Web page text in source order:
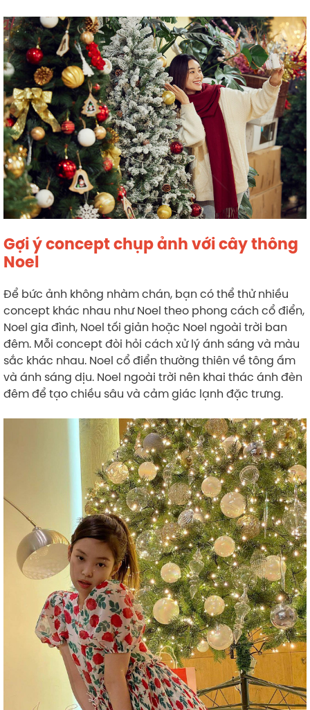
Gợi ý concept chụp ảnh với cây thông
Noel
Để bức ảnh không nhàm chán, bạn có thể thử nhiều
concept khác nhau như Noel theo phong cách cổ điển,
Noel gia đình, Noel tối giản hoặc Noel ngoài trời ban
đêm. Mỗi concept đòi hỏi cách xử lý ánh sáng và màu
sắc khác nhau. Noel cổ điển thường thiên về tông ấm
và ánh sáng dịu. Noel ngoài trời nên khai thác ánh đèn
đêm để tạo chiều sâu và cảm giác lạnh đặc trưng.